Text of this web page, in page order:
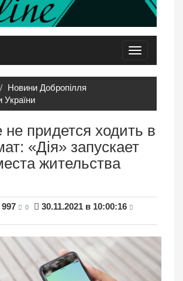
Toggle
navigation
Новини Добропілля
України
придется ходить в
«Дія» запускает
жительства
0 30.11.2021 в 10:00:16